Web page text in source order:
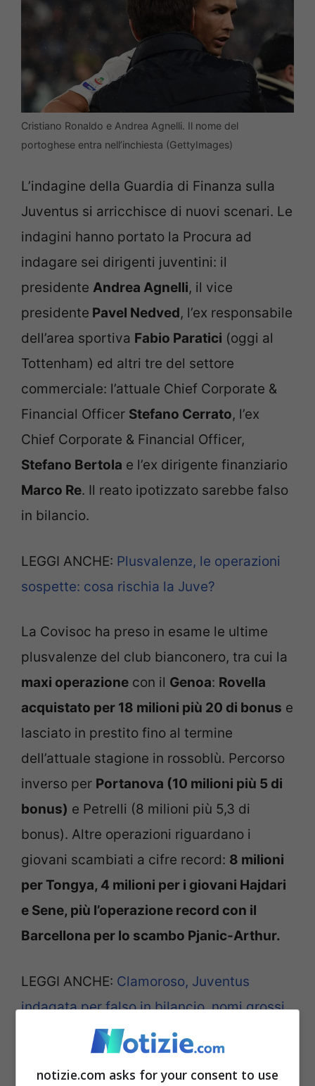
Cristiano Ronaldo e Andrea Agnelli. Il nome del
portoghese entra nell’inchiesta (GettyImages)
L’indagine della Guardia di Finanza sulla
Juventus si arricchisce di nuovi scenari. Le
indagini hanno portato la Procura ad
indagare sei dirigenti juventini: il
presidente Andrea Agnelli, il vice
presidente Pavel Nedved, l’ex responsabile
dell’area sportiva Fabio Paratici (oggi al
Tottenham) ed altri tre del settore
commerciale: l’attuale Chief Corporate &
Financial Officer Stefano Cerrato, l’ex
Chief Corporate & Financial Officer,
Stefano Bertola e l’ex dirigente finanziario
Marco Re. Il reato ipotizzato sarebbe falso
in bilancio.
LEGGI ANCHE: Plusvalenze, le operazioni
sospette: cosa rischia la Juve?
La Covisoc ha preso in esame le ultime
plusvalenze del club bianconero, tra cui la
maxi operazione con il Genoa: Rovella
acquistato per 18 milioni più 20 di bonus e
lasciato in prestito fino al termine
dell’attuale stagione in rossoblù. Percorso
inverso per Portanova (10 milioni più 5 di
bonus) e Petrelli (8 milioni più 5,3 di
bonus). Altre operazioni riguardano i
giovani scambiati a cifre record: 8 milioni
per Tongya, 4 milioni per i giovani Hajdari
e Sene, più l’operazione record con il
Barcellona per lo scambo Pjanic-Arthur.
LEGGI ANCHE: Clamoroso, Juventus
indagata per falso in bilancio, nomi grossi
nell’inchiesta
Alla base dell’indagine della Procura e
notizie.com asks for your consent to use